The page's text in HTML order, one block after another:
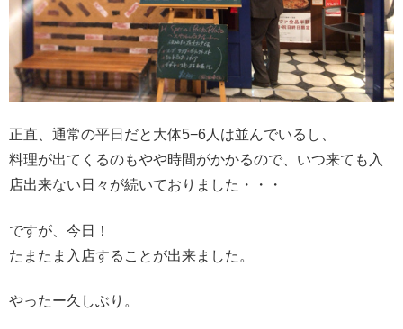
正直、通常の平日だと大体5−6人は並んでいるし、
料理が出てくるのもやや時間がかかるので、いつ来ても入
店出来ない日々が続いておりました・・・
ですが、今日！
たまたま入店することが出来ました。
やったー久しぶり。